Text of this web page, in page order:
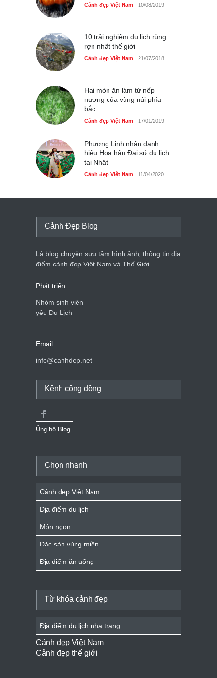
Cảnh đẹp Việt Nam 10/08/2019
10 trải nghiệm du lịch rùng
rợn nhất thế giới
Cảnh đẹp Việt Nam 21/07/2018
Hai món ăn làm từ nếp
nương của vùng núi phía
bắc
Cảnh đẹp Việt Nam 17/01/2019
Phương Linh nhận danh
hiệu Hoa hậu Đại sứ du lịch
tại Nhật
Cảnh đẹp Việt Nam 11/04/2020
Cảnh Đẹp Blog
Là blog chuyên sưu tầm hình ảnh, thông tin địa
điểm cảnh đẹp Việt Nam và Thế Giới
Phát triển
Nhóm sinh viên
yêu Du Lịch
Email
info@canhdep.net
Kênh cộng đồng
Ủng hộ Blog
Chọn nhanh
Cảnh đẹp Việt Nam
Địa điểm du lịch
Món ngon
Đặc sản vùng miền
Địa điểm ăn uống
Từ khóa cảnh đẹp
Địa điểm du lịch nha trang
Cảnh đẹp Việt Nam
Cảnh đẹp thế giới